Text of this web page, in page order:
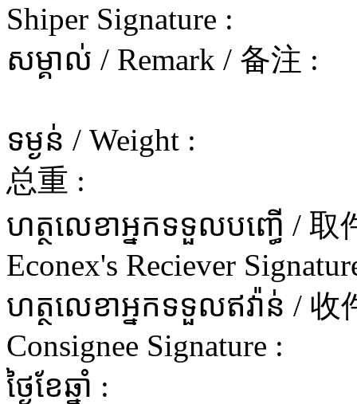
Shiper Signature :
សម្គាល់ / Remark / 备注 :
ទម្ងន់ / Weight :
总重 :
ហត្ថលេខាអ្នកទទួលបញ្ធើ / 取
Econex's Reciever
ហត្ថលេខាអ្នកទទួលឥវ៉ាន់ /
Consignee Signature :
ថ្ងៃខែឆ្នាំ :